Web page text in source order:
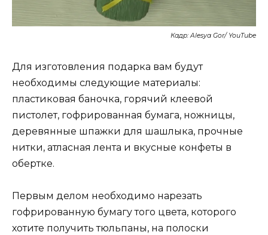
Кадр: Alesya Gor/ YouTube
Для изготовления подарка вам будут
необходимы следующие материалы:
пластиковая баночка, горячий клеевой
пистолет, гофрированная бумага, ножницы,
деревянные шпажки для шашлыка, прочные
нитки, атласная лента и вкусные конфеты в
обертке.
Первым делом необходимо нарезать
гофрированную бумагу того цвета, которого
хотите получить тюльпаны, на полоски